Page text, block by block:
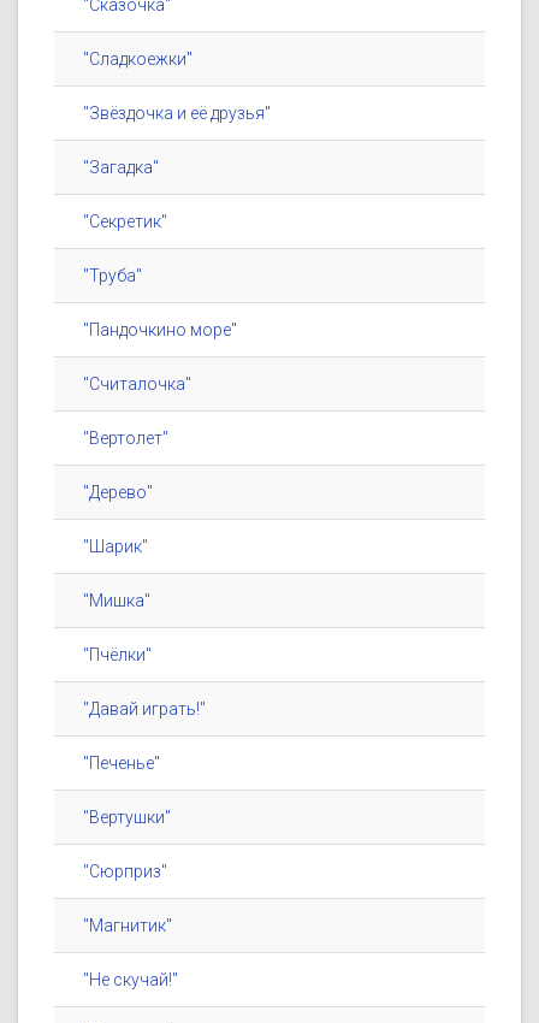
"Сказочка"
"Сладкоежки"
"Звёздочка и её друзья"
"Загадка"
"Секретик"
"Труба"
"Пандочкино море"
"Считалочка"
"Вертолет"
"Дерево"
"Шарик"
"Мишка"
"Пчёлки"
"Давай играть!"
"Печенье"
"Вертушки"
"Сюрприз"
"Магнитик"
"Не скучай!"